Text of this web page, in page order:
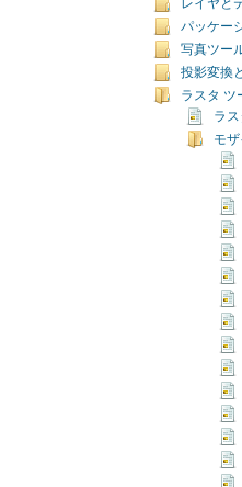
レイヤと
パッケー
写真ツー
投影変換
ラスタ ツ
ラス
モ